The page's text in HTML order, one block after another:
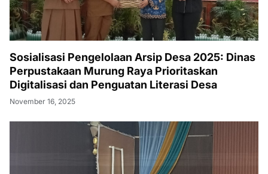
Sosialisasi Pengelolaan Arsip Desa 2025: Dinas
Perpustakaan Murung Raya Prioritaskan
Digitalisasi dan Penguatan Literasi Desa
November 16, 2025